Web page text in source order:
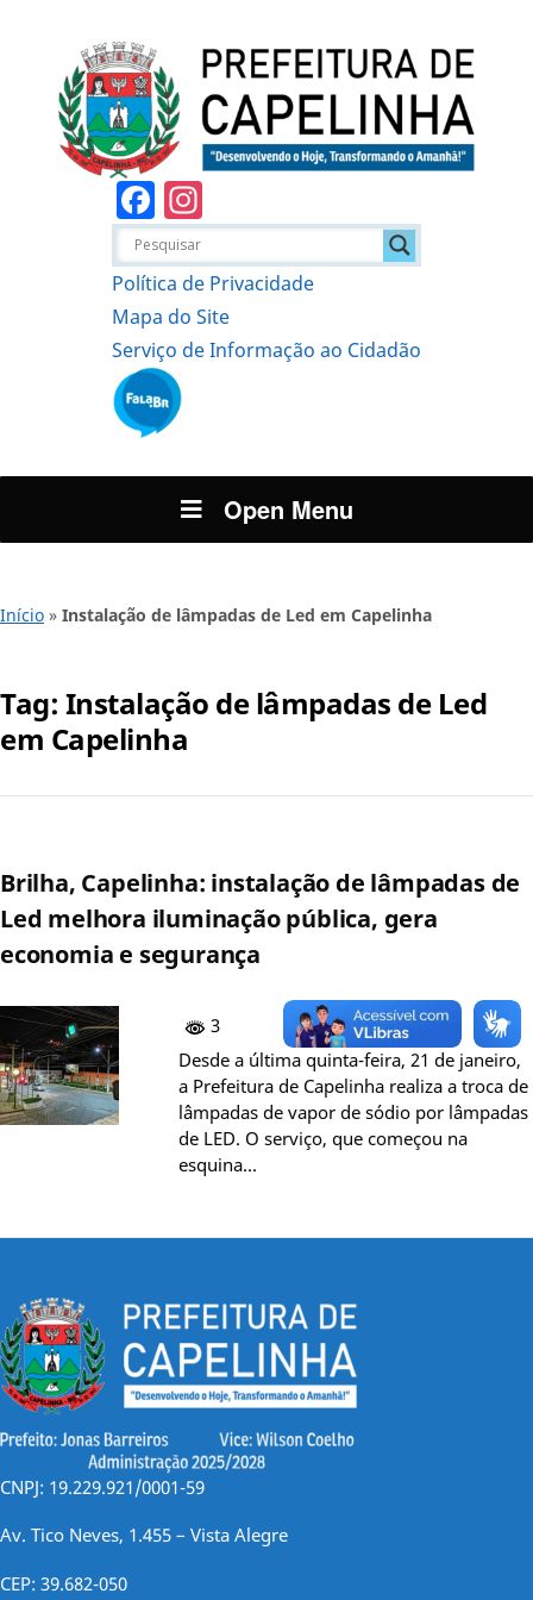
Facebook
Política de Privacidade
Mapa do Site
Serviço de Informação ao Cidadão
Open Menu
Início » Instalação de lâmpadas de Led em Capelinha
Tag: Instalação de lâmpadas de Led
em Capelinha
Brilha, Capelinha: instalação de lâmpadas de
Led melhora iluminação pública, gera
economia e segurança
3
Desde a última quinta-feira, 21 de janeiro,
a Prefeitura de Capelinha realiza a troca de
lâmpadas de vapor de sódio por lâmpadas
de LED. O serviço, que começou na
esquina…
CNPJ: 19.229.921/0001-59
Av. Tico Neves, 1.455 – Vista Alegre
CEP: 39.682-050